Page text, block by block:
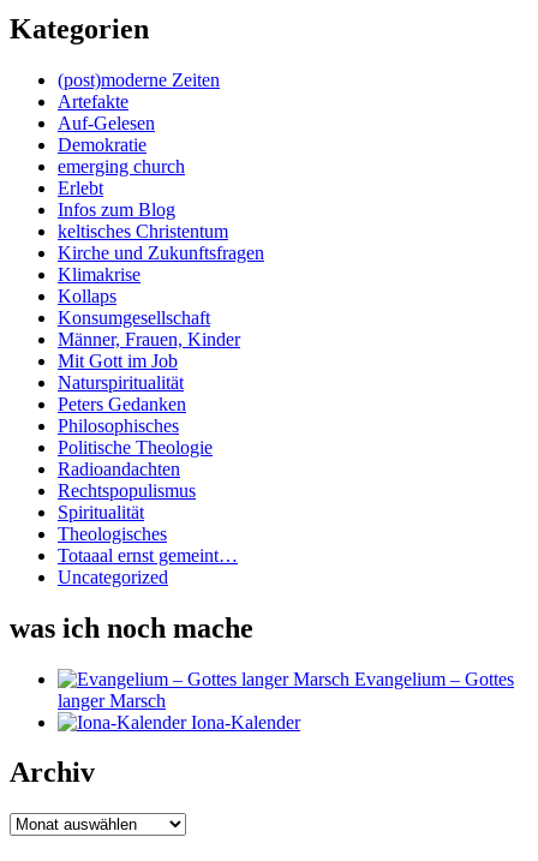
Kategorien
(post)moderne Zeiten
Artefakte
Auf-Gelesen
Demokratie
emerging church
Erlebt
Infos zum Blog
keltisches Christentum
Kirche und Zukunftsfragen
Klimakrise
Kollaps
Konsumgesellschaft
Männer, Frauen, Kinder
Mit Gott im Job
Naturspiritualität
Peters Gedanken
Philosophisches
Politische Theologie
Radioandachten
Rechtspopulismus
Spiritualität
Theologisches
Totaaal ernst gemeint…
Uncategorized
was ich noch mache
Evangelium – Gottes
langer Marsch
Iona-Kalender
Archiv
Archiv